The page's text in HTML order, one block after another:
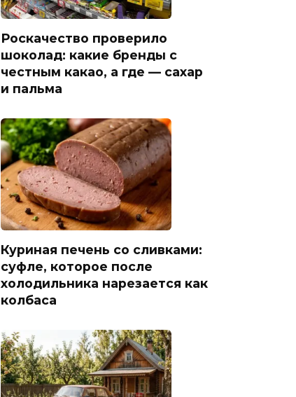
Роскачество проверило
шоколад: какие бренды с
честным какао, а где — сахар
и пальма
Куриная печень со сливками:
суфле, которое после
холодильника нарезается как
колбаса